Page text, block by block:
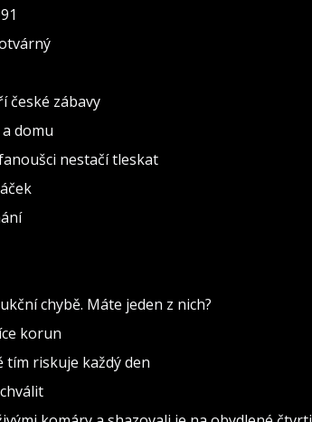
české zábavy
domu
nestačí tleskat
chybě. Máte jeden z nich?
korun
tím riskuje každý den